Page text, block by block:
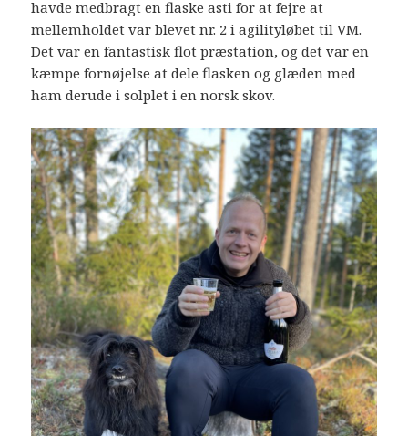
havde medbragt en flaske asti for at fejre at
mellemholdet var blevet nr. 2 i agilityløbet til VM.
Det var en fantastisk flot præstation, og det var en
kæmpe fornøjelse at dele flasken og glæden med
ham derude i solplet i en norsk skov.